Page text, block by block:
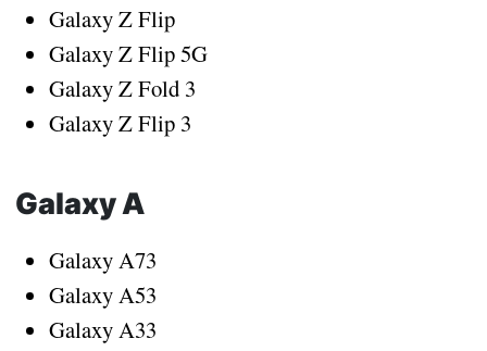
Galaxy Z Flip
Galaxy Z Flip 5G
Galaxy Z Fold 3
Galaxy Z Flip 3
Galaxy A
Galaxy A73
Galaxy A53
Galaxy A33